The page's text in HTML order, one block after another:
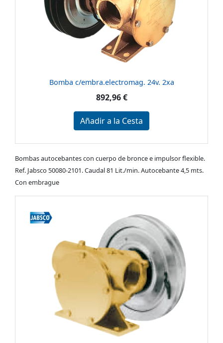
Bomba c/embra.electromag. 24v. 2xa
892,96 €
Añadir a la Cesta
Bombas autocebantes con cuerpo de bronce e impulsor flexible.
Ref. Jabsco 50080-2101. Caudal 81 Lit./min. Autocebante 4,5 mts.
Con embrague